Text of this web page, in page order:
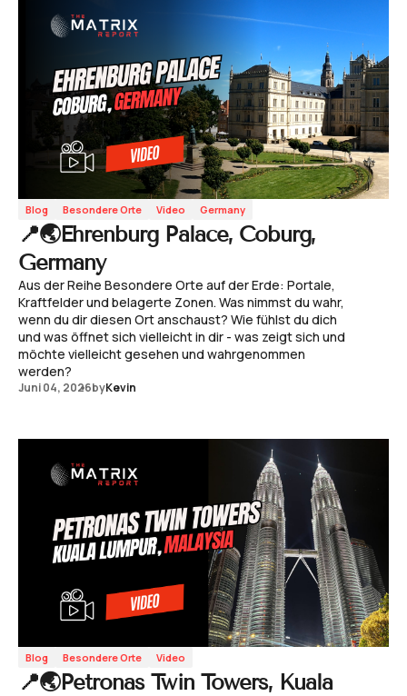
Blog Besondere Orte Video Germany
📍🌏Ehrenburg Palace, Coburg,
Germany
Aus der Reihe Besondere Orte auf der Erde: Portale,
Kraftfelder und belagerte Zonen. Was nimmst du wahr,
wenn du dir diesen Ort anschaust? Wie fühlst du dich
und was öffnet sich vielleicht in dir - was zeigt sich und
möchte vielleicht gesehen und wahrgenommen
werden?
Juni 04, 2026byKevin
Blog Besondere Orte Video
📍🌏Petronas Twin Towers, Kuala